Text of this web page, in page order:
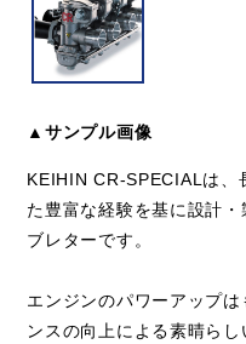
▲サンプル画像
KEIHIN CR-SPECIALは、
た豊富な経験を基に設計
ブレターです。
エンジンのパワーアップ
ンスの向上による素晴ら